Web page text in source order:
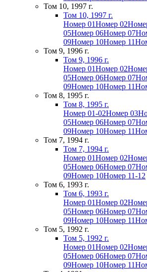
Том 10, 1997 г.
Том 10, 1997 г.
Номер 01Номер 02
05Номер 06Номер 07
09Номер 10Номер 11
Том 9, 1996 г.
Том 9, 1996 г.
Номер 01Номер 02
05Номер 06Номер 07
09Номер 10Номер 11
Том 8, 1995 г.
Том 8, 1995 г.
Номер 01-02Номер 03
05Номер 06Номер 07
09Номер 10Номер 11
Том 7, 1994 г.
Том 7, 1994 г.
Номер 01Номер 02
05Номер 06Номер 07
09Номер 10Номер 11-12
Том 6, 1993 г.
Том 6, 1993 г.
Номер 01Номер 02
05Номер 06Номер 07
09Номер 10Номер 11
Том 5, 1992 г.
Том 5, 1992 г.
Номер 01Номер 02
05Номер 06Номер 07
09Номер 10Номер 11